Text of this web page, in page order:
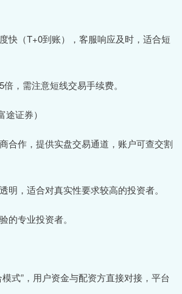
快（T+0到账），客服响应及时，适合短
，需注意短线交易手续费。
证券）
合作，提供实盘交易通道，账户可查交割
明，适合对真实性要求较高的投资者。
的专业投资者。
式”，用户资金与配资方直接对接，平台